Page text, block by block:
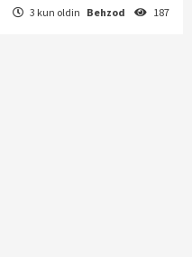
3 kun oldin Behzod 187